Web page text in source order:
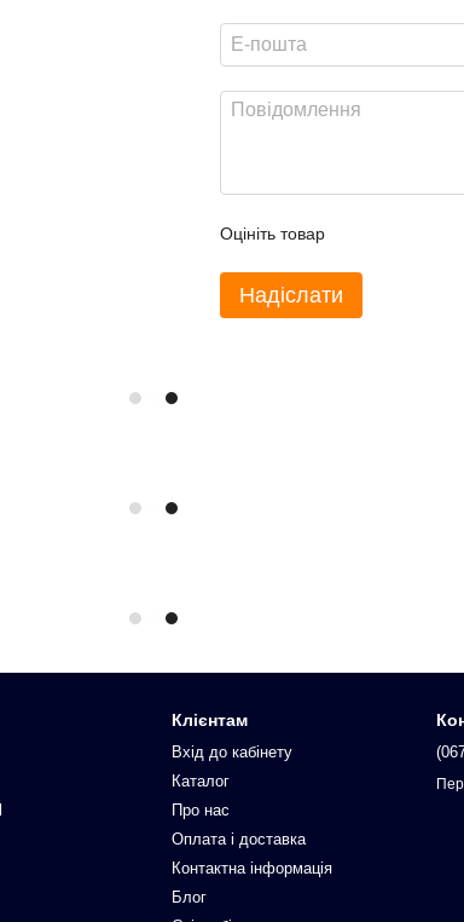
Оцініть товар
Надіслати
Клієнтам
Вхід до кабінету
Каталог
Про нас
Оплата і доставка
Контактна інформація
Блог